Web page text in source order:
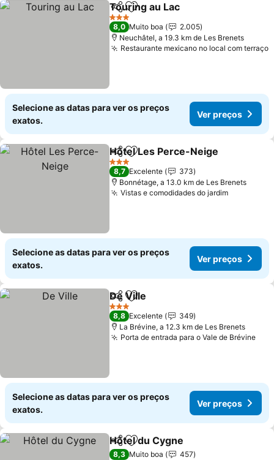
PartilharAdicionar aos favoritos
Touring au Lac
3 Estrelas
8,0 Muito boa
2.005
Neuchâtel, a 19.3 km de Les Brenets
Restaurante mexicano no local com terraço
Selecione as datas para ver os preços
exatos.
Ver preços
PartilharAdicionar aos favoritos
Hôtel Les Perce-Neige
3 Estrelas
8,7 Excelente
373
Bonnétage, a 13.0 km de Les Brenets
Vistas e comodidades do jardimVer
Selecione as datas para ver os preços
exatos.
Ver preços
PartilharAdicionar aos favoritos
De Ville
3 Estrelas
8,8 Excelente
349
La Brévine, a 12.3 km de Les Brenets
Porta de entrada para o Vale de BrévineVer
Selecione as datas para ver os preços
exatos.
Ver preços
PartilharAdicionar aos favoritos
Hôtel du Cygne
8,3 Muito boa
457